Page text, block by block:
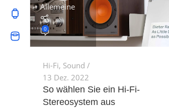
Allemeine
0
Hi-Fi, Sound
13 Dez. 2022
So wählen Sie ein Hi-Fi-
Stereosystem aus